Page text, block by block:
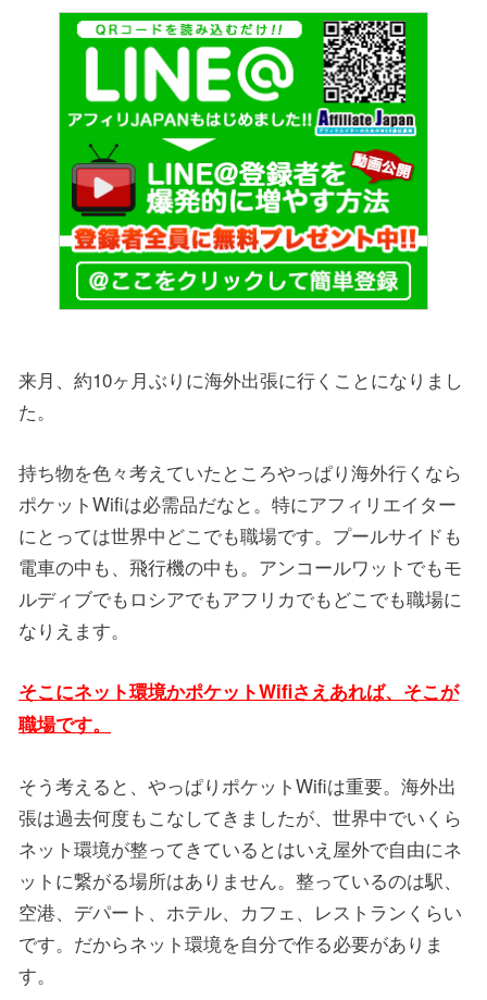
来月、約10ヶ月ぶりに海外出張に行くことになりまし
た。
持ち物を色々考えていたところやっぱり海外行くなら
ポケットWifiは必需品だなと。特にアフィリエイター
にとっては世界中どこでも職場です。プールサイドも
電車の中も、飛行機の中も。アンコールワットでもモ
ルディブでもロシアでもアフリカでもどこでも職場に
なりえます。
そこにネット環境かポケットWifiさえあれば、そこが
職場です。
そう考えると、やっぱりポケットWifiは重要。海外出
張は過去何度もこなしてきましたが、世界中でいくら
ネット環境が整ってきているとはいえ屋外で自由にネ
ットに繋がる場所はありません。整っているのは駅、
空港、デパート、ホテル、カフェ、レストランくらい
です。だからネット環境を自分で作る必要がありま
す。